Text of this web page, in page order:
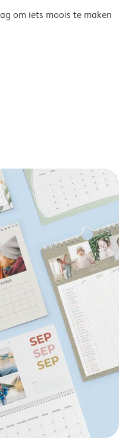
om iets moois te maken